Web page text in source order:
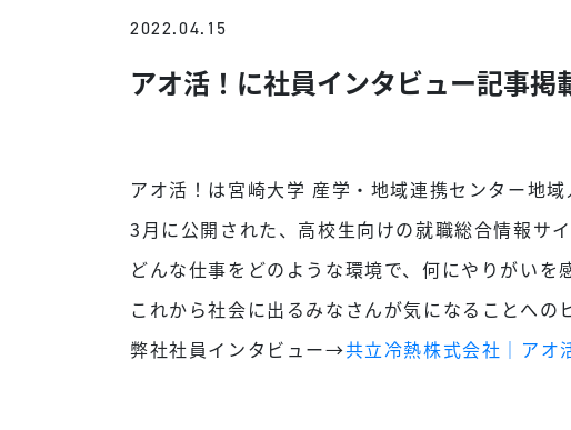
2022.04.15
アオ活！に社員インタビュー記事掲
アオ活！は宮崎大学 産学・地域連携センター地域
3月に公開された、高校生向けの就職総合情報サイ
どんな仕事をどのような環境で、何にやりがいを
これから社会に出るみなさんが気になることへの
弊社社員インタビュー→共立冷熱株式会社｜ア